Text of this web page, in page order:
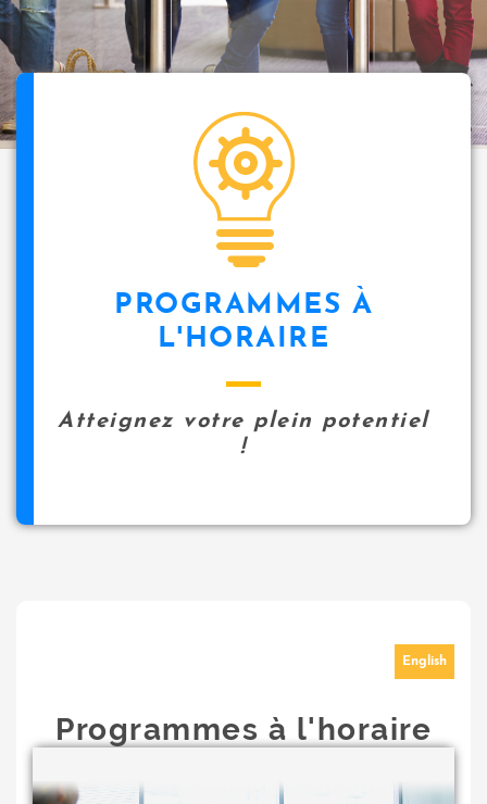
i
p
a
l
PROGRAMMES À
L'HORAIRE
Atteignez votre plein potentiel
!
English
Programmes à l'horaire